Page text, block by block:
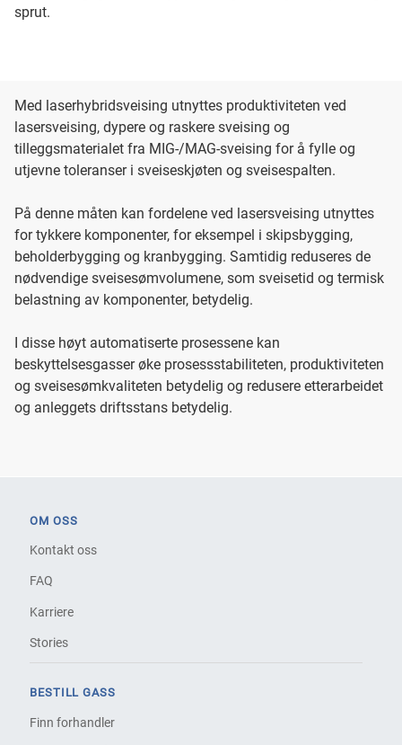
sprut.
Med laserhybridsveising utnyttes produktiviteten ved
lasersveising, dypere og raskere sveising og
tilleggsmaterialet fra MIG-/MAG-sveising for å fylle og
utjevne toleranser i sveiseskjøten og sveisespalten.
På denne måten kan fordelene ved lasersveising utnyttes
for tykkere komponenter, for eksempel i skipsbygging,
beholderbygging og kranbygging. Samtidig reduseres de
nødvendige sveisesømvolumene, som sveisetid og termisk
belastning av komponenter, betydelig.
I disse høyt automatiserte prosessene kan
beskyttelsesgasser øke prosessstabiliteten, produktiviteten
og sveisesømkvaliteten betydelig og redusere etterarbeidet
og anleggets driftsstans betydelig.
OM OSS
Kontakt oss
FAQ
Karriere
Stories
BESTILL GASS
Finn forhandler